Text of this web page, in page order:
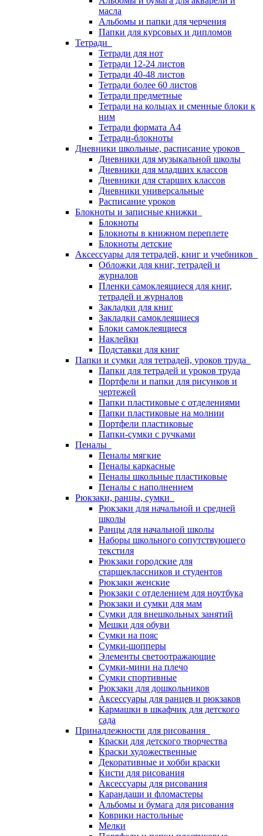
масла
Альбомы и папки для черчения
Папки для курсовых и дипломов
Тетради
Тетради для нот
Тетради 12-24 листов
Тетради 40-48 листов
Тетради более 60 листов
Тетради предметные
Тетради на кольцах и сменные блоки к
ним
Тетради формата А4
Тетради-блокноты
Дневники школьные, расписание уроков
Дневники для музыкальной школы
Дневники для младших классов
Дневники для старших классов
Дневники универсальные
Расписание уроков
Блокноты и записные книжки
Блокноты
Блокноты в книжном переплете
Блокноты детские
Аксессуары для тетрадей, книг и учебников
Обложки для книг, тетрадей и
журналов
Пленки самоклеящиеся для книг,
тетрадей и журналов
Закладки для книг
Закладки самоклеящиеся
Блоки самоклеящиеся
Наклейки
Подставки для книг
Папки и сумки для тетрадей, уроков труда
Папки для тетрадей и уроков труда
Портфели и папки для рисунков и
чертежей
Папки пластиковые с отделениями
Папки пластиковые на молнии
Портфели пластиковые
Папки-сумки с ручками
Пеналы
Пеналы мягкие
Пеналы каркасные
Пеналы школьные пластиковые
Пеналы с наполнением
Рюкзаки, ранцы, сумки
Рюкзаки для начальной и средней
школы
Ранцы для начальной школы
Наборы школьного сопутствующего
текстиля
Рюкзаки городские для
старшеклассников и студентов
Рюкзаки женские
Рюкзаки с отделением для ноутбука
Рюкзаки и сумки для мам
Сумки для внешкольных занятий
Мешки для обуви
Сумки на пояс
Сумки-шопперы
Элементы светоотражающие
Сумки-мини на плечо
Сумки спортивные
Рюкзаки для дошкольников
Аксессуары для ранцев и рюкзаков
Кармашки в шкафчик для детского
сада
Принадлежности для рисования
Краски для детского творчества
Краски художественные
Декоративные и хобби краски
Кисти для рисования
Аксессуары для рисования
Карандаши и фломастеры
Альбомы и бумага для рисования
Коврики настольные
Мелки